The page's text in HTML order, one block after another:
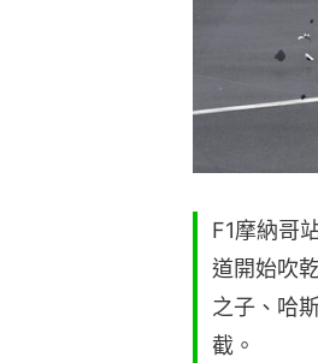
F1摩納哥
道開始吹
之子、哈
截。